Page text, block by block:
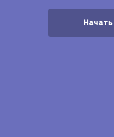
Начать